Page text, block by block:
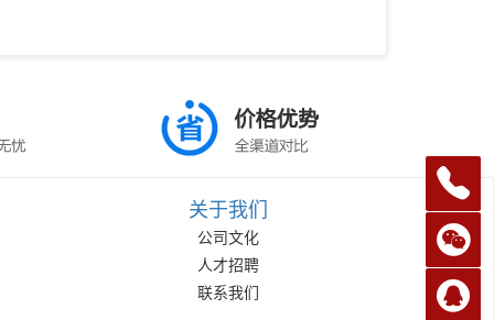
关于我们
公司文化
人才招聘
联系我们